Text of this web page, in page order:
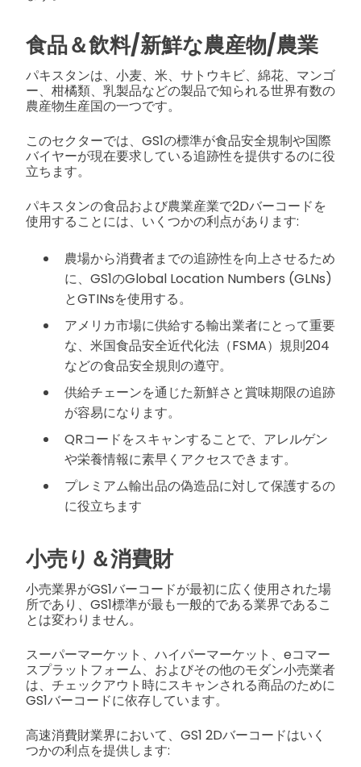
食品＆飲料/新鮮な農産物/農業
パキスタンは、小麦、米、サトウキビ、綿花、マンゴ
ー、柑橘類、乳製品などの製品で知られる世界有数の
農産物生産国の一つです。
このセクターでは、GS1の標準が食品安全規制や国際
バイヤーが現在要求している追跡性を提供するのに役
立ちます。
パキスタンの食品および農業産業で2Dバーコードを
使用することには、いくつかの利点があります:
農場から消費者までの追跡性を向上させるため
に、GS1のGlobal Location Numbers (GLNs)
とGTINsを使用する。
アメリカ市場に供給する輸出業者にとって重要
な、米国食品安全近代化法（FSMA）規則204
などの食品安全規則の遵守。
供給チェーンを通じた新鮮さと賞味期限の追跡
が容易になります。
QRコードをスキャンすることで、アレルゲン
や栄養情報に素早くアクセスできます。
プレミアム輸出品の偽造品に対して保護するの
に役立ちます
小売り＆消費財
小売業界がGS1バーコードが最初に広く使用された場
所であり、GS1標準が最も一般的である業界であるこ
とは変わりません。
スーパーマーケット、ハイパーマーケット、eコマー
スプラットフォーム、およびその他のモダン小売業者
は、チェックアウト時にスキャンされる商品のために
GS1バーコードに依存しています。
高速消費財業界において、GS1 2Dバーコードはいく
つかの利点を提供します: